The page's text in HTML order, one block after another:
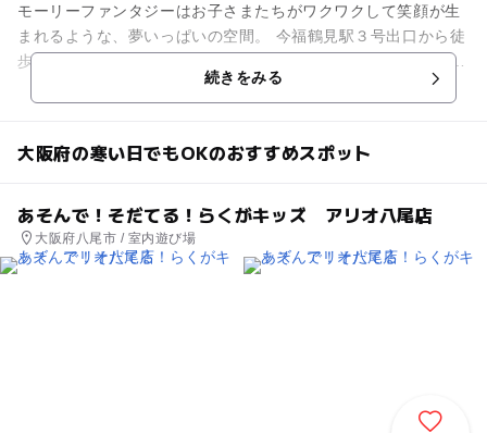
モーリーファンタジーはお子さまたちがワクワクして笑顔が生
まれるような、夢いっぱいの空間。 今福鶴見駅３号出口から徒
歩８分のイオンモール鶴見緑地に出店しています。 ショッピン
続きをみる
大阪府の寒い日でもOKのおすすめスポット
あそんで！そだてる！らくがキッズ アリオ八尾店
大阪府八尾市 / 室内遊び場